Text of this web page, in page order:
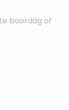
boordag of